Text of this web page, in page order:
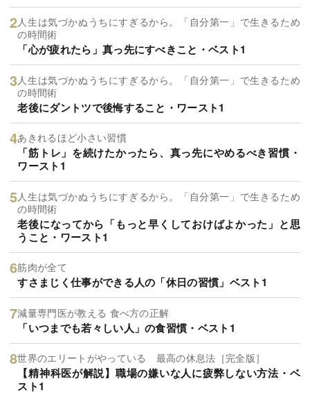
人生は気づかぬうちにすぎるから。「自分第一」で生きるため
の時間術
「心が疲れたら」真っ先にすべきこと・ベスト1
人生は気づかぬうちにすぎるから。「自分第一」で生きるため
の時間術
老後にダントツで後悔すること・ワースト1
あきれるほど小さい習慣
「筋トレ」を続けたかったら、真っ先にやめるべき習慣・
ワースト1
人生は気づかぬうちにすぎるから。「自分第一」で生きるため
の時間術
老後になってから「もっと早くしておけばよかった」と思
うこと・ワースト1
筋肉が全て
すさまじく仕事ができる人の「休日の習慣」ベスト1
減量専門医が教える 食べ方の正解
「いつまでも若々しい人」の食習慣・ベスト1
世界のエリートがやっている 最高の休息法［完全版］
【精神科医が解説】職場の嫌いな人に疲弊しない方法・ベ
スト1